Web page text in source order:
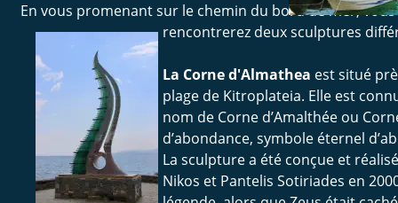
En vous promenant sur le chemin du bord de mer, vous
rencontrerez deux sculptures
La Corne d'Almathea est situé
plage de Kitroplateia. Elle est
nom de Corne d’Amalthée ou
d’abondance, symbole éternel
La sculpture a été conçue et
Nikos et Pantelis Sotiriades en